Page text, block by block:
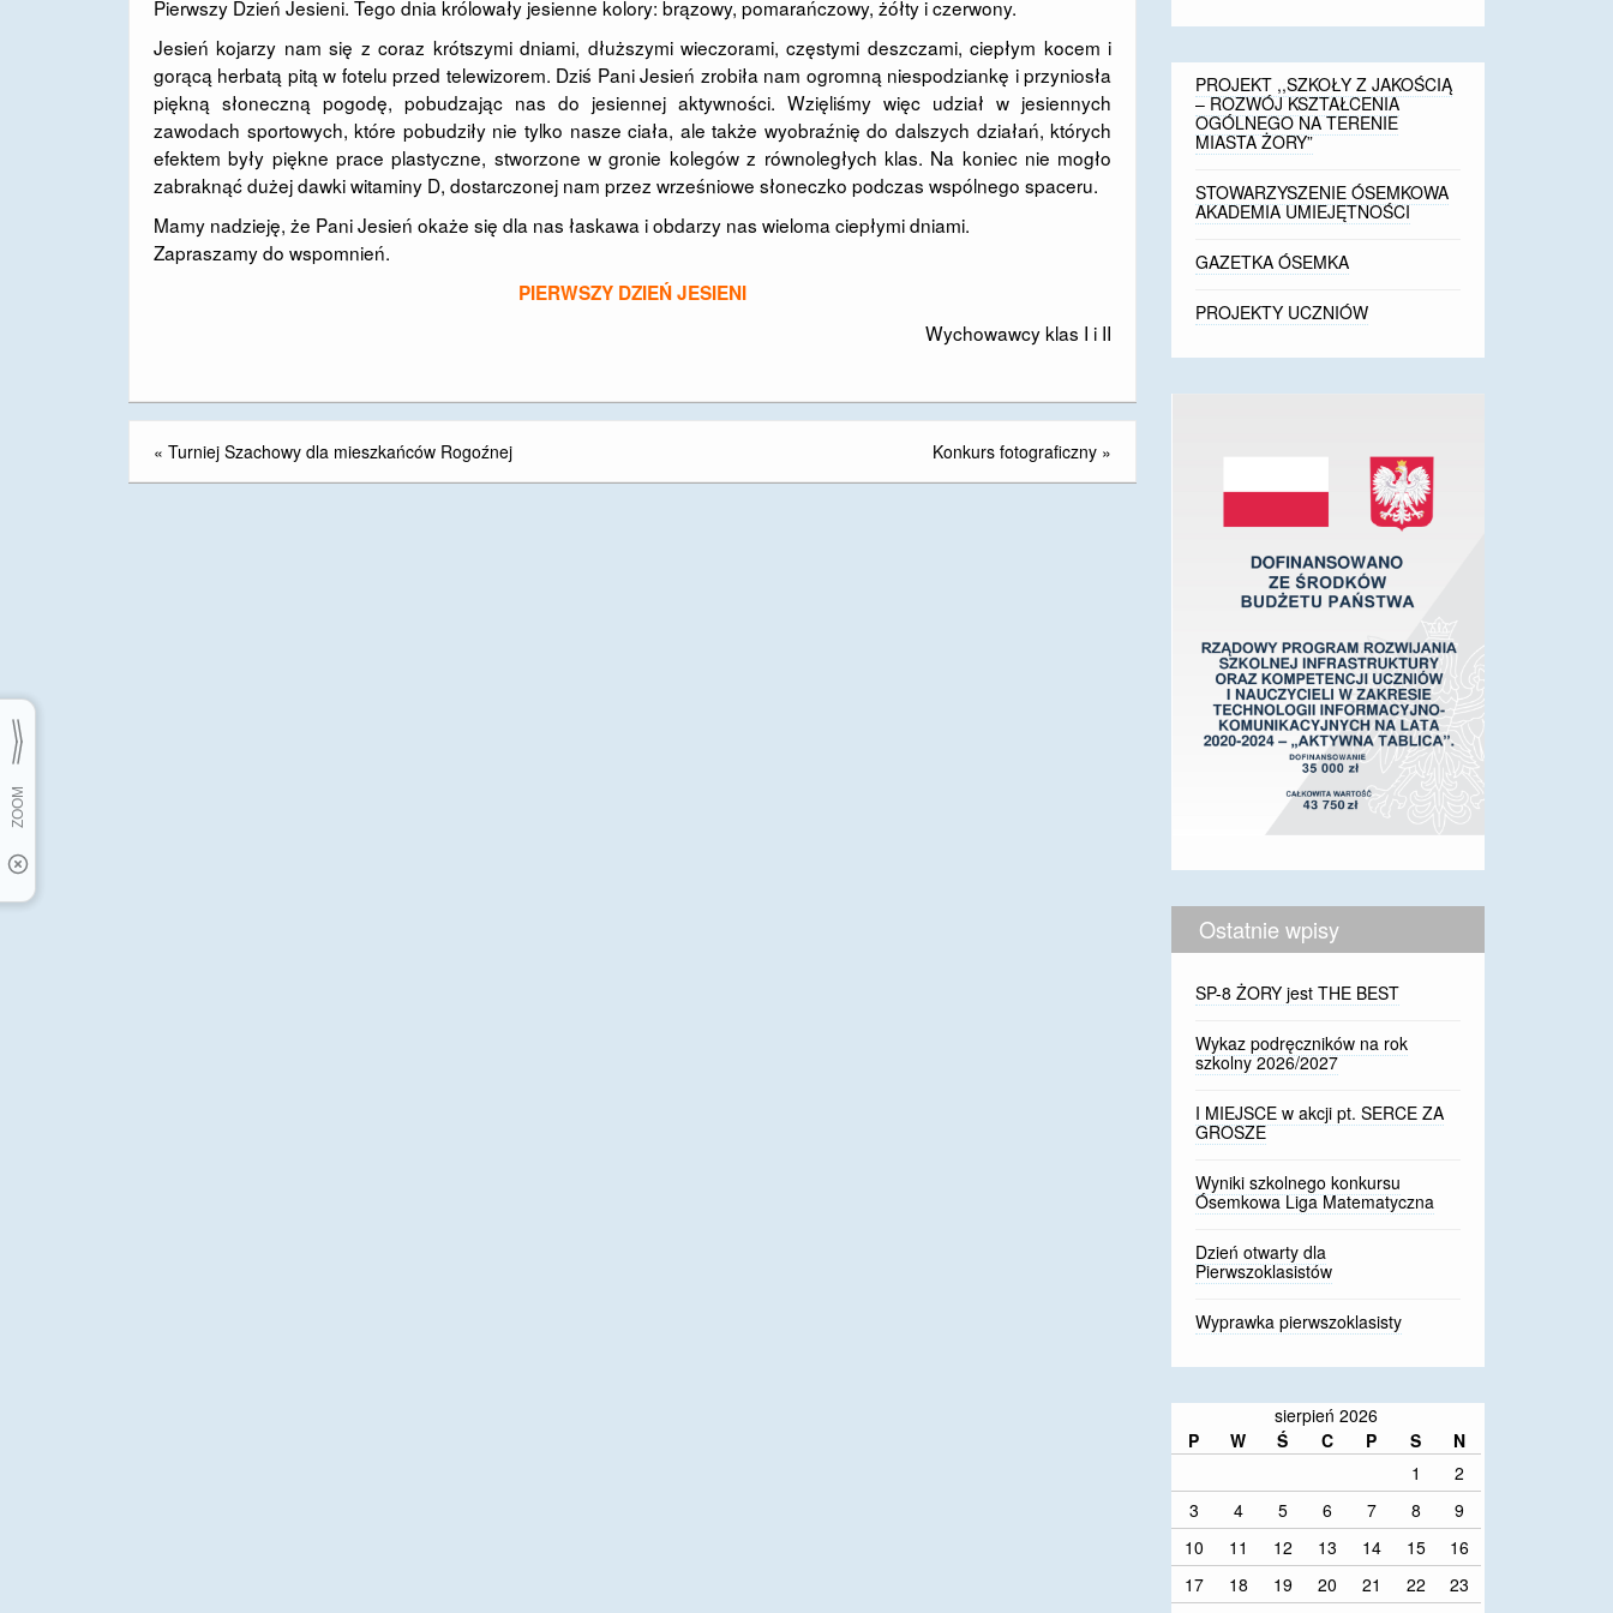
Pierwszy Dzień Jesieni. Tego dnia królowały jesienne kolory: brązowy, pomarańczowy, żółty i czerwony.
Jesień kojarzy nam się z coraz krótszymi dniami, dłuższymi wieczorami, częstymi deszczami, ciepłym kocem i
gorącą herbatą pitą w fotelu przed telewizorem. Dziś Pani Jesień zrobiła nam ogromną niespodziankę i przyniosła
piękną słoneczną pogodę, pobudzając nas do jesiennej aktywności. Wzięliśmy więc udział w jesiennych
zawodach sportowych, które pobudziły nie tylko nasze ciała, ale także wyobraźnię do dalszych działań, których
efektem były piękne prace plastyczne, stworzone w gronie kolegów z równoległych klas. Na koniec nie mogło
zabraknąć dużej dawki witaminy D, dostarczonej nam przez wrześniowe słoneczko podczas wspólnego spaceru.
Mamy nadzieję, że Pani Jesień okaże się dla nas łaskawa i obdarzy nas wieloma ciepłymi dniami.
Zapraszamy do wspomnień.
PIERWSZY DZIEŃ JESIENI
Wychowawcy klas I i II
« Turniej Szachowy dla mieszkańców Rogoźnej Konkurs fotograficzny »
PROJEKT ,,SZKOŁY Z JAKOŚCIĄ
– ROZWÓJ KSZTAŁCENIA
OGÓLNEGO NA TERENIE
MIASTA ŻORY”
STOWARZYSZENIE ÓSEMKOWA
AKADEMIA UMIEJĘTNOŚCI
GAZETKA ÓSEMKA
PROJEKTY UCZNIÓW
Ostatnie wpisy
SP-8 ŻORY jest THE BEST
Wykaz podręczników na rok
szkolny 2026/2027
I MIEJSCE w akcji pt. SERCE ZA
GROSZE
Wyniki szkolnego konkursu
Ósemkowa Liga Matematyczna
Dzień otwarty dla
Pierwszoklasistów
Wyprawka pierwszoklasisty
sierpień 2026
P
W Ś C P S
N
1
2
3
4 5 6 7 8
9
10
11 12 13 14 15
16
17
18 19 20 21 22
23